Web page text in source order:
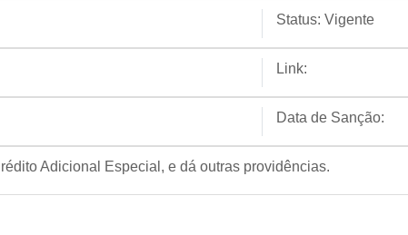
Status: Vigente
Link:
Data de Sanção:
Adicional Especial, e dá outras providências.